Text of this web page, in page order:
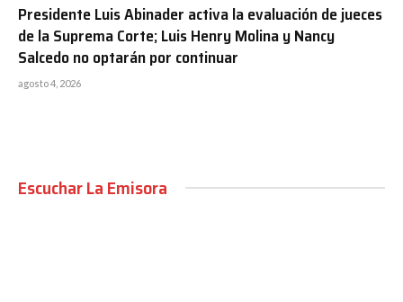
Presidente Luis Abinader activa la evaluación de jueces
de la Suprema Corte; Luis Henry Molina y Nancy
Salcedo no optarán por continuar
agosto 4, 2026
Escuchar La Emisora